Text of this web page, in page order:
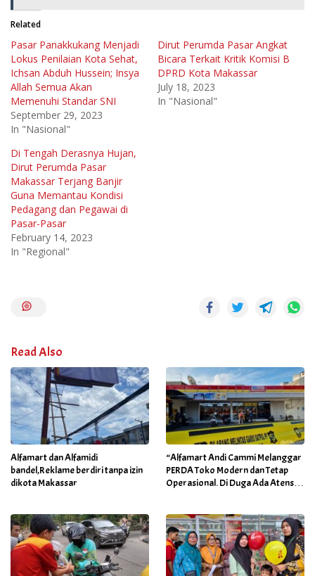
Related
Pasar Panakkukang Menjadi
Lokus Penilaian Kota Sehat,
Ichsan Abduh Hussein; Insya
Allah Semua Akan
Memenuhi Standar SNI
September 29, 2023
In "Nasional"
Dirut Perumda Pasar Angkat
Bicara Terkait Kritik Komisi B
DPRD Kota Makassar
July 18, 2023
In "Nasional"
Di Tengah Derasnya Hujan,
Dirut Perumda Pasar
Makassar Terjang Banjir
Guna Memantau Kondisi
Pedagang dan Pegawai di
Pasar-Pasar
February 14, 2023
In "Regional"
Read Also
Alfamart dan Alfamidi
bandel,Reklame berdiri tanpa izin
dikota Makassar
“Alfamart Andi Cammi Melanggar
PERDA Toko Modern dan Tetap
Operasional. Di Duga Ada Atensi